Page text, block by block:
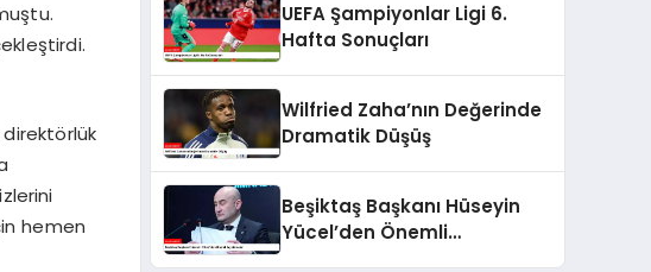
hemen
UEFA Şampiyonlar Ligi 6.
Hafta Sonuçları
Wilfried Zaha’nın Değerinde
Dramatik Düşüş
Beşiktaş Başkanı Hüseyin
Yücel’den Önemli